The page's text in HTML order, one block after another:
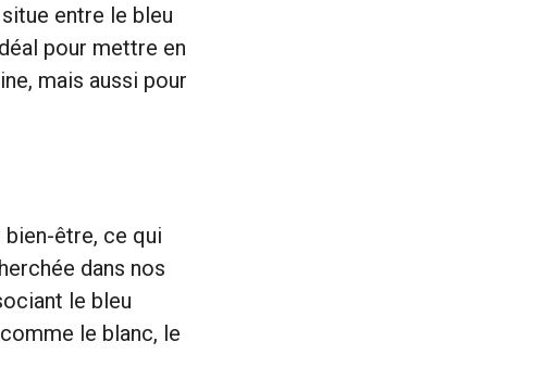
entre le bleu
pour mettre en
mais aussi pour
être, ce qui
dans nos
le bleu
le blanc, le